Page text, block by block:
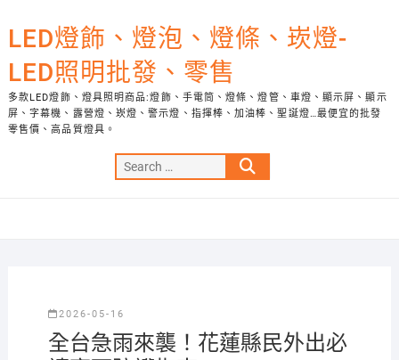
to
content
LED燈飾、燈泡、燈條、崁燈-
LED照明批發、零售
多款LED燈飾、燈具照明商品:燈飾、手電筒、燈條、燈管、車燈、顯示屏、顯示
屏、字幕機、露營燈、崁燈、警示燈、指揮棒、加油棒、聖誕燈…最便宜的批發
零售價、高品質燈具。
Search
…
2026-05-16
全台急雨來襲！花蓮縣民外出必